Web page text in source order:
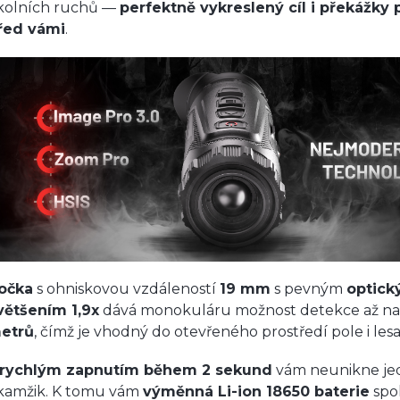
ruchů — perfektně vykreslený cíl i překážky
vámi.
s ohniskovou vzdáleností 19 mm s pevným
1,9x dává monokuláru možnost detekce až
, čímž je vhodný do otevřeného prostředí pole i
rychlým zapnutím během 2 sekund vám neunikne
K tomu vám výměnná Li-ion 18650 baterie